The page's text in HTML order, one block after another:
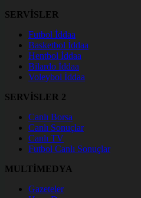
SERVİSLER
Futbol İddaa
Basketbol İddaa
Hentbol İddaa
Bilardo İddaa
Voleybol İddaa
SERVİSLER 2
Canlı Borsa
Canlı Sonuçlar
Canlı TV
Futbol Canlı Sonuçlar
MULTİMEDYA
Gazeteler